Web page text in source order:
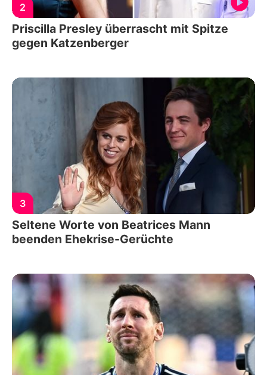
2
Priscilla Presley überrascht mit Spitze
gegen Katzenberger
3
Seltene Worte von Beatrices Mann
beenden Ehekrise-Gerüchte